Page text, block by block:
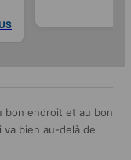
bon endroit et au bon
bien au-delà de